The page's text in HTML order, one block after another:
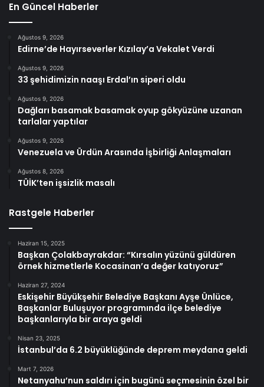
En Güncel Haberler
Ağustos 9, 2026
Edirne’de Hayırseverler Kızılay’a Vekalet Verdi
Ağustos 9, 2026
33 şehidimizin naaşı Erdal’ın siperi oldu
Ağustos 9, 2026
Dağları basamak basamak oyup gökyüzüne uzanan
tarlalar yaptılar
Ağustos 9, 2026
Venezuela ve Ürdün Arasında İşbirliği Anlaşmaları
Ağustos 8, 2026
TÜİK’ten işsizlik masalı
Rastgele Haberler
Haziran 15, 2025
Başkan Çolakbayrakdar: “Kırsalın yüzünü güldüren
örnek hizmetlerle Kocasinan’a değer katıyoruz”
Haziran 27, 2024
Eskişehir Büyükşehir Belediye Başkanı Ayşe Ünlüce,
Başkanlar Buluşuyor programında ilçe belediye
başkanlarıyla bir araya geldi
Nisan 23, 2025
İstanbul’da 6.2 büyüklüğünde deprem meydana geldi
Mart 7, 2026
Netanyahu’nun saldırı için bugünü seçmesinin özel bir